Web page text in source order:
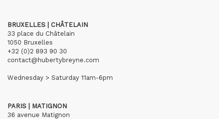
BRUXELLES | CHÂTELAIN
33 place du Châtelain
1050 Bruxelles
+32 (0)2 893 90 30
contact@hubertybreyne.com
Wednesday > Saturday 11am-6pm
PARIS | MATIGNON
36 avenue Matignon